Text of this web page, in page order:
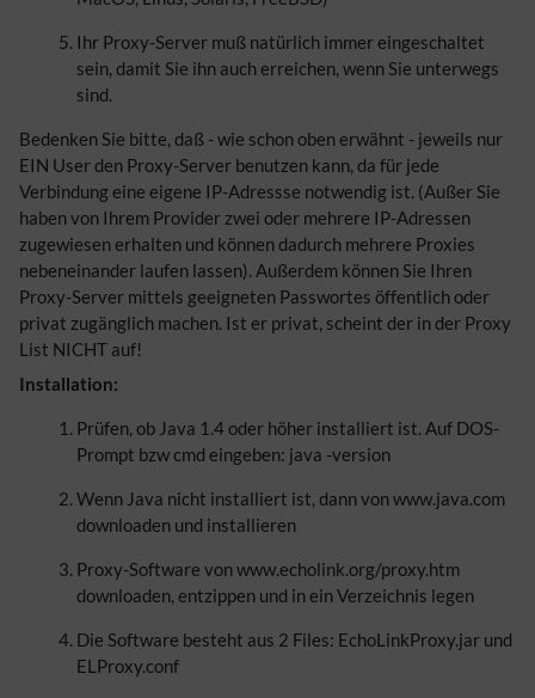
Ihr Proxy-Server muß natürlich immer eingeschaltet
sein, damit Sie ihn auch erreichen, wenn Sie unterwegs
sind.
Bedenken Sie bitte, daß - wie schon oben erwähnt - jeweils nur
EIN User den Proxy-Server benutzen kann, da für jede
Verbindung eine eigene IP-Adressse notwendig ist. (Außer Sie
haben von Ihrem Provider zwei oder mehrere IP-Adressen
zugewiesen erhalten und können dadurch mehrere Proxies
nebeneinander laufen lassen). Außerdem können Sie Ihren
Proxy-Server mittels geeigneten Passwortes öffentlich oder
privat zugänglich machen. Ist er privat, scheint der in der Proxy
List NICHT auf!
Installation:
Prüfen, ob Java 1.4 oder höher installiert ist. Auf DOS-
Prompt bzw cmd eingeben: java -version
Wenn Java nicht installiert ist, dann von www.java.com
downloaden und installieren
Proxy-Software von www.echolink.org/proxy.htm
downloaden, entzippen und in ein Verzeichnis legen
Die Software besteht aus 2 Files: EchoLinkProxy.jar und
ELProxy.conf